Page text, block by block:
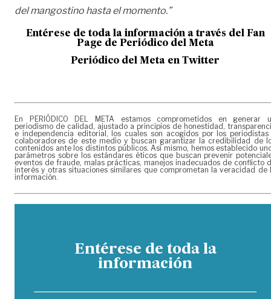
del mangostino hasta el momento.”
Entérese de toda la información a través del Fan
Page de Periódico del Meta
Periódico del Meta en Twitter
En PERIÓDICO DEL META estamos comprometidos en generar
periodismo de calidad, ajustado a principios de honestidad,
e independencia editorial, los cuales son acogidos por los periodistas
colaboradores de este medio y buscan garantizar la credibilidad de
contenidos ante los distintos públicos. Así mismo, hemos establecido
parámetros sobre los estándares éticos que buscan prevenir
eventos de fraude, malas prácticas, manejos inadecuados de conflicto
interés y otras situaciones similares que comprometan la veracidad de
información.
Entérese de toda la
información